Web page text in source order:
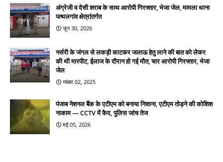
अंग्रेजी व देसी शराब के साथ आरोपी गिरफ्तार, भेजा जेल, मामला थाना
पत्थलगांव क्षेत्रांतर्गत
जून 30, 2026
नर्सरी के जंगल से लकड़ी काटकर जलाऊ हेतु लाने की बात को लेकर
की थी मारपीट, ईलाज के दौरान हो गई मौत, चार आरोपी गिरफ्तार, भेजा
जेल
नवंबर 02, 2025
पंजाब नेशनल बैंक के एटीएम को बनाया निशाना, एटीएम तोड़ने की कोशिश
नाकाम — CCTV में कैद, पुलिस जांच तेज
मई 05, 2026